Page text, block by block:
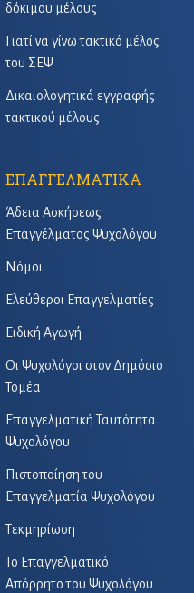
δόκιμου μέλους
Γιατί να γίνω τακτικό μέλος
του ΣΕΨ
Δικαιολογητικά εγγραφής
τακτικού μέλους
ΕΠΑΓΓΕΛΜΑΤΙΚΑ
Άδεια Ασκήσεως
Επαγγέλματος Ψυχολόγου
Νόμοι
Ελεύθεροι Επαγγελματίες
Ειδική Αγωγή
Οι Ψυχολόγοι στον Δημόσιο
Τομέα
Επαγγελματική Ταυτότητα
Ψυχολόγου
Πιστοποίηση του
Επαγγελματία Ψυχολόγου
Τεκμηρίωση
Το Επαγγελματικό
Απόρρητο του Ψυχολόγου